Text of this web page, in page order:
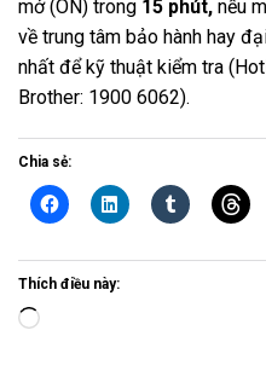
mở (ON) trong 15 phút, nếu
về trung tâm bảo hành hay
nhất để kỹ thuật kiểm tra
Brother: 1900 6062).
Chia sẻ:
Thích điều này:
Loading…